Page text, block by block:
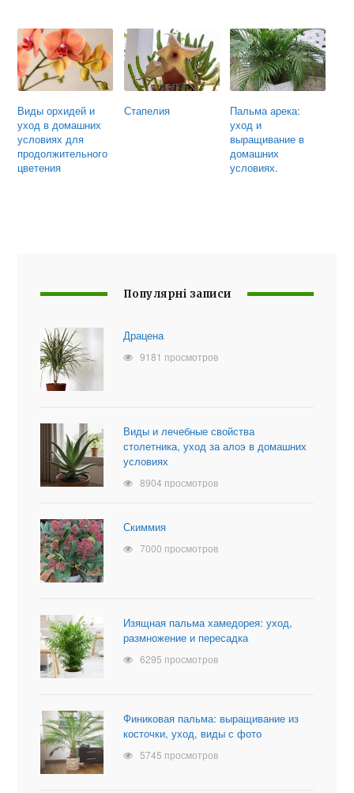
Виды орхидей и
уход в домашних
условиях для
продолжительного
цветения
Стапелия
Пальма арека:
уход и
выращивание в
домашних
условиях.
Популярні записи
Драцена
9181 просмотров
Виды и лечебные свойства
столетника, уход за алоэ в домашних
условиях
8904 просмотров
Скиммия
7000 просмотров
Изящная пальма хамедорея: уход,
размножение и пересадка
6295 просмотров
Финиковая пальма: выращивание из
косточки, уход, виды с фото
5745 просмотров